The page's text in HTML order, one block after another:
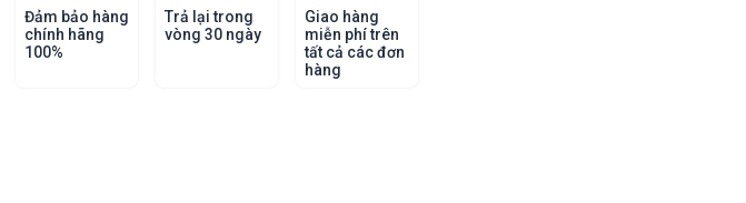
Đảm bảo hàng
chính hãng
100%
Trả lại trong
vòng 30 ngày
Giao hàng
miễn phí trên
tất cả các đơn
hàng